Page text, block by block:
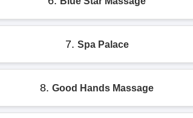
7. Spa Palace
8. Good Hands Massage